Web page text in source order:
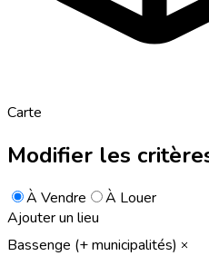
Carte
Modifier les
À Vendre
À Louer
Ajouter un lieu
Bassenge (+ municipalités)